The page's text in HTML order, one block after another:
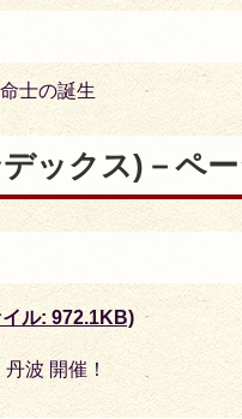
士の誕生
ックス)－ペ
ル: 972.1KB)
丹波 開催！